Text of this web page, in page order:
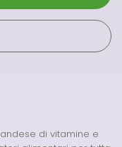
di vitamine e